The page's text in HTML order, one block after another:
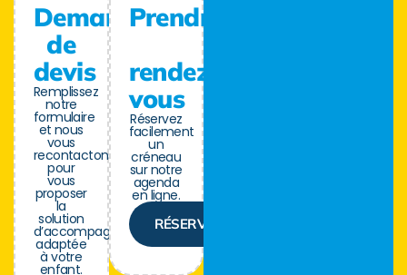
Demande
de
devis
Remplissez
notre
formulaire
et nous
vous
recontactons
pour
vous
proposer
la
solution
d’accompagnement
adaptée
à votre
enfant.
Prendre
rendez-
vous
Réservez
facilement
un
créneau
sur notre
agenda
en ligne.
RÉSERVER